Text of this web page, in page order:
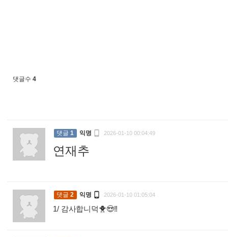
댓글수 4
댓글 1 익명  2026-01-10 00:04:49
연재추
댓글 2 익명  2026-01-10 01:05:04
1/ 감사합니덕🐥😍!!